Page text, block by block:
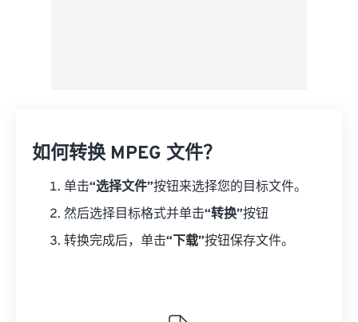
如何转换 MPEG 文件？
单击“选择文件”按钮来选择您的目标文件。
然后选择目标格式并单击“转换”按钮
转换完成后，单击“下载”按钮保存文件。